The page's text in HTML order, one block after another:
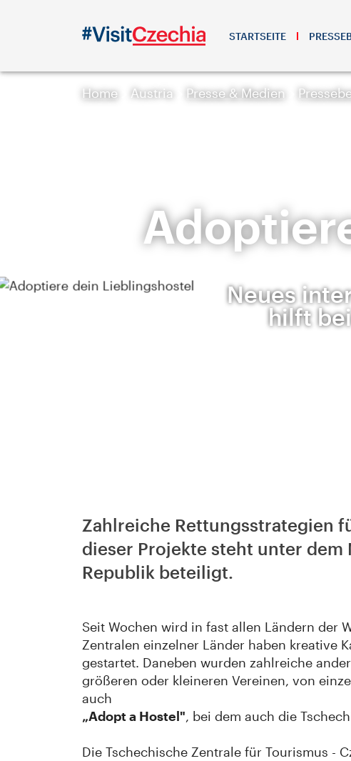
STARTSEITE
Home Austria Presse & Medien
Neues
hilft
Zahlreiche Rettungsstrategien
dieser Projekte steht unter dem
Republik beteiligt.
Seit Wochen wird in fast allen Ländern der
Zentralen einzelner Länder haben kreative
gestartet. Daneben wurden zahlreiche
größeren oder kleineren Vereinen, von
auch
„Adopt a Hostel", bei dem auch die
Die Tschechische Zentrale für Tourismus -